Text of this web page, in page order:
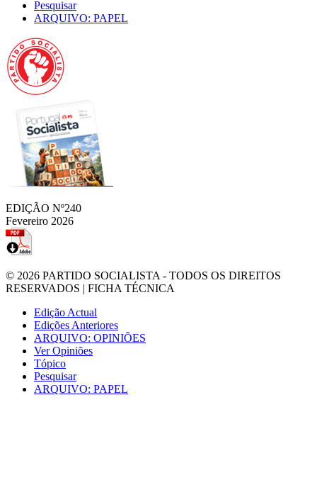
Pesquisar
ARQUIVO: PAPEL
EDIÇÃO Nº240
Fevereiro 2026
© 2026 PARTIDO SOCIALISTA - TODOS OS DIREITOS
RESERVADOS | FICHA TÉCNICA
Edição Actual
Edições Anteriores
ARQUIVO: OPINIÕES
Ver Opiniões
Tópico
Pesquisar
ARQUIVO: PAPEL